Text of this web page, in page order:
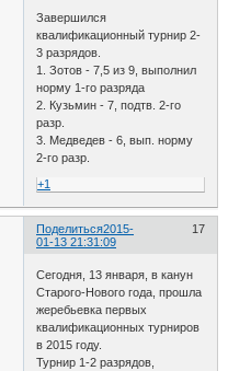
Завершился
квалификационный турнир 2-
3 разрядов.
1. Зотов - 7,5 из 9, выполнил
норму 1-го разряда
2. Кузьмин - 7, подтв. 2-го
разр.
3. Медведев - 6, вып. норму
2-го разр.
+1
Поделиться 17
2015-
01-13 21:31:09
Сегодня, 13 января, в канун
Старого-Нового года, прошла
жеребьевка первых
квалификационных турниров
в 2015 году.
Турнир 1-2 разрядов,